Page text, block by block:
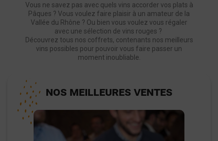
Vous ne savez pas avec quels vins accorder vos plats à
Pâques ? Vous voulez faire plaisir à un amateur de la
Vallée du Rhône ? Ou bien vous voulez vous régaler
avec une sélection de vins rouges ?
Découvrez tous nos coffrets, contenants nos meilleurs
vins possibles pour pouvoir vous faire passer un
moment inoubliable.
NOS MEILLEURES VENTES